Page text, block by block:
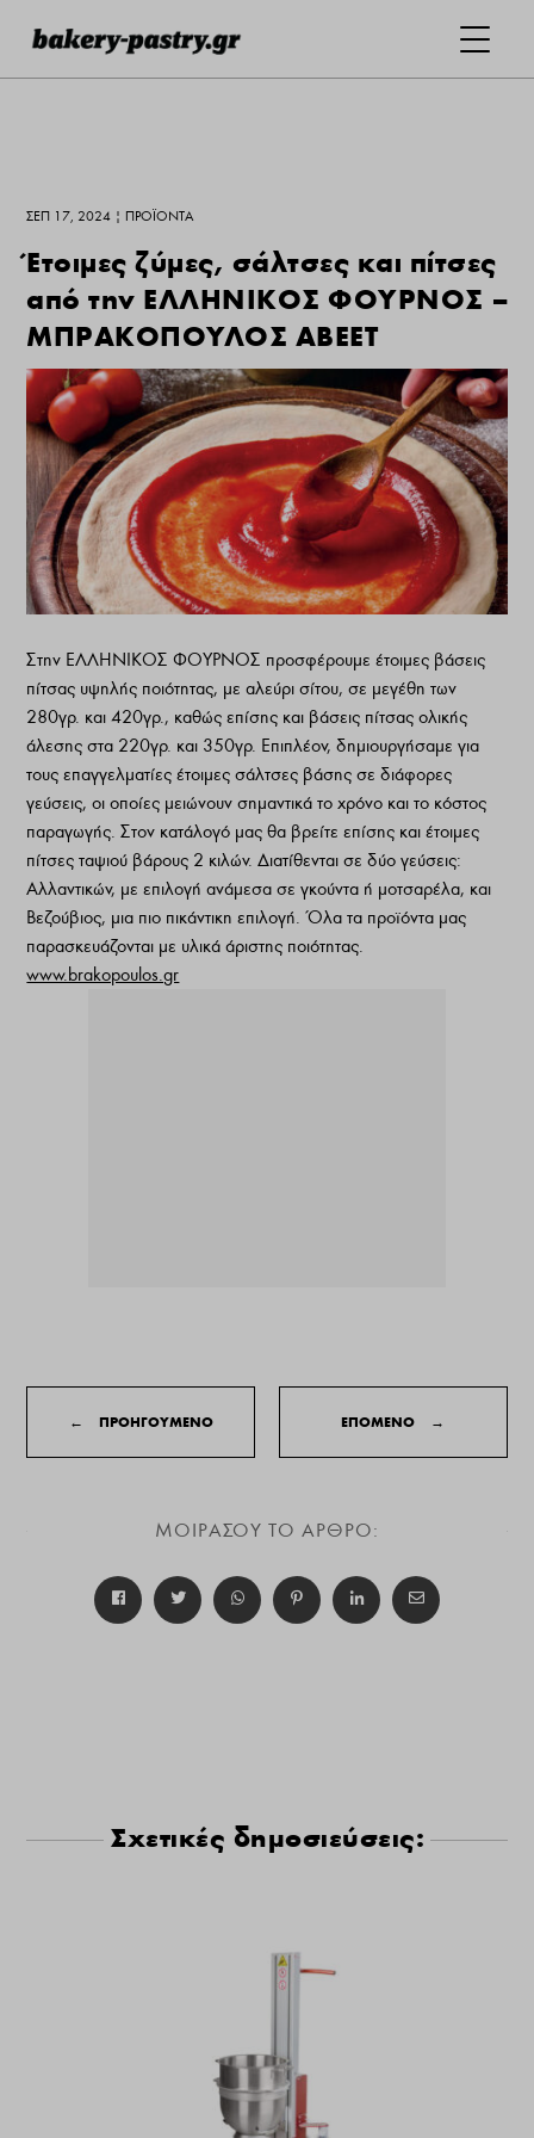
ΣΕΠ 17, 2024 |ΠΡΟΪΌΝΤΑ
Έτοιμες ζύμες, σάλτσες και πίτσες
από την ΕΛΛΗΝΙΚΟΣ ΦΟΥΡΝΟΣ –
ΜΠΡΑΚΟΠΟΥΛΟΣ ΑΒΕΕΤ
Στην ΕΛΛΗΝΙΚΟΣ ΦΟΥΡΝΟΣ προσφέρουμε έτοιμες βάσεις
πίτσας υψηλής ποιότητας, με αλεύρι σίτου, σε μεγέθη των
280γρ. και 420γρ., καθώς επίσης και βάσεις πίτσας ολικής
άλεσης στα 220γρ. και 350γρ. Επιπλέον, δημιουργήσαμε για
τους επαγγελματίες έτοιμες σάλτσες βάσης σε διάφορες
γεύσεις, οι οποίες μειώνουν σημαντικά το χρόνο και το κόστος
παραγωγής. Στον κατάλογό μας θα βρείτε επίσης και έτοιμες
πίτσες ταψιού βάρους 2 κιλών. Διατίθενται σε δύο γεύσεις:
Αλλαντικών, με επιλογή ανάμεσα σε γκούντα ή μοτσαρέλα, και
Βεζούβιος, μια πιο πικάντικη επιλογή. Όλα τα προϊόντα μας
παρασκευάζονται με υλικά άριστης ποιότητας.
www.brakopoulos.gr
← ΠΡΟΗΓΟΥΜΕΝΟ ΕΠΟΜΕΝΟ →
ΜΟΙΡΑΣΟΥ ΤΟ ΑΡΘΡΟ:
Σχετικές δημοσιεύσεις: